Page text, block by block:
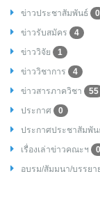
ข่าวประชาสัมพันธ์
0
ข่าวรับสมัคร
4
ข่าววิจัย
1
ข่าววิชาการ
4
ข่าวสารภาควิชา
55
ประกาศ
0
ประกาศประชาสัมพัน
เรื่องเล่าข่าวคณะฯ
0
อบรม/สัมมนา/บรรยา